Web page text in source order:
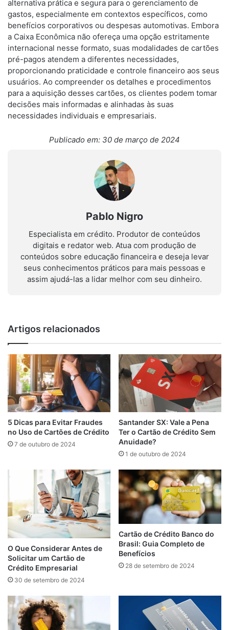
alternativa prática e segura para o gerenciamento de
gastos, especialmente em contextos específicos, como
benefícios corporativos ou despesas automotivas. Embora
a Caixa Econômica não ofereça uma opção estritamente
internacional nesse formato, suas modalidades de cartões
pré-pagos atendem a diferentes necessidades,
proporcionando praticidade e controle financeiro aos seus
usuários. Ao compreender os detalhes e procedimentos
para a aquisição desses cartões, os clientes podem tomar
decisões mais informadas e alinhadas às suas
necessidades individuais e empresariais.
Publicado em: 30 de março de 2024
Pablo Nigro
Especialista em crédito. Produtor de conteúdos
digitais e redator web. Atua com produção de
conteúdos sobre educação financeira e deseja levar
seus conhecimentos práticos para mais pessoas e
assim ajudá-las a lidar melhor com seu dinheiro.
Artigos relacionados
5 Dicas para Evitar Fraudes
no Uso de Cartões de Crédito
7 de outubro de 2024
Santander SX: Vale a Pena
Ter o Cartão de Crédito Sem
Anuidade?
1 de outubro de 2024
O Que Considerar Antes de
Solicitar um Cartão de
Crédito Empresarial
30 de setembro de 2024
Cartão de Crédito Banco do
Brasil: Guia Completo de
Benefícios
28 de setembro de 2024